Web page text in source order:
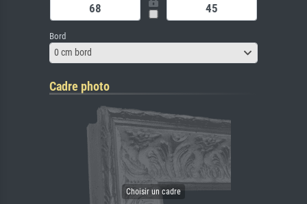
Bord
0 cm bord
Cadre photo